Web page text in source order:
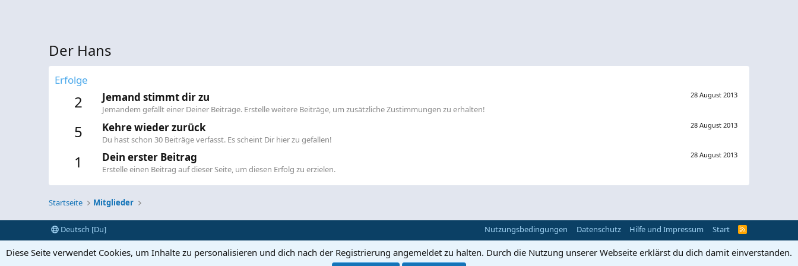
Der Hans
Erfolge
2 28 August 2013
Jemand stimmt dir zu
Jemandem gefällt einer Deiner Beiträge. Erstelle weitere Beiträge, um zusätzliche Zustimmungen zu erhalten!
5 28 August 2013
Kehre wieder zurück
Du hast schon 30 Beiträge verfasst. Es scheint Dir hier zu gefallen!
1 28 August 2013
Dein erster Beitrag
Erstelle einen Beitrag auf dieser Seite, um diesen Erfolg zu erzielen.
Startseite Mitglieder
Deutsch [Du] Nutzungsbedingungen Datenschutz Hilfe und Impressum Start
R
Diese Seite verwendet Cookies, um Inhalte zu personalisieren und dich nach der Registrierung angemeldet zu halten. Durch die Nutzung unserer Webseite erklärst du dich damit einverstanden.